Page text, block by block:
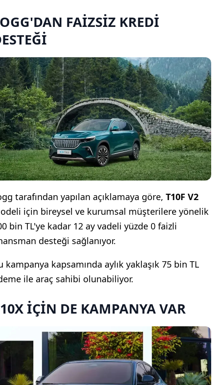
FAİZSİZ KREDİ
tarafından yapılan açıklamaya göre, T10F V2
için bireysel ve kurumsal müşterilere yönelik
bin TL'ye kadar 12 ay vadeli yüzde 0 faizli
desteği sağlanıyor.
kampanya kapsamında aylık yaklaşık 75 bin TL
ile araç sahibi olunabiliyor.
İÇİN DE KAMPANYA VAR